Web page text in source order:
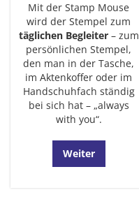
Mit der Stamp Mouse
wird der Stempel zum
täglichen Begleiter– zum
persönlichen Stempel,
den man in der Tasche,
im Aktenkoffer oder im
Handschuhfach ständig
bei sich hat – „always
with you“.
Weiter